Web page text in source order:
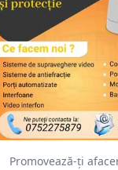
Promovează-ți